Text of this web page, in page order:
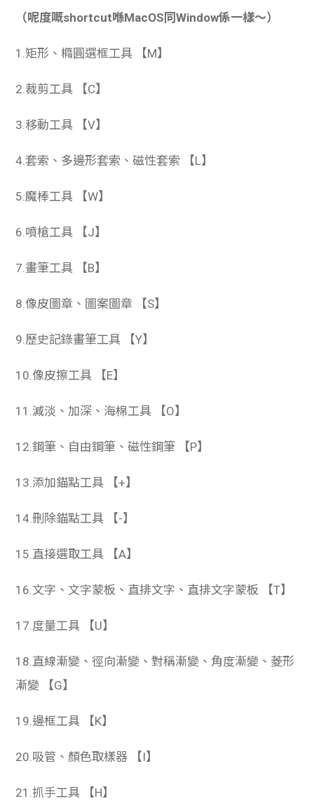
（呢度嘅shortcut喺MacOS同Window係一樣～）
1.矩形、橢圓選框工具 【M】
2.裁剪工具 【C】
3.移動工具 【V】
4.套索、多邊形套索、磁性套索 【L】
5.魔棒工具 【W】
6.噴槍工具 【J】
7.畫筆工具 【B】
8.像皮圖章、圖案圖章 【S】
9.歷史記錄畫筆工具 【Y】
10.像皮擦工具 【E】
11.減淡、加深、海棉工具 【O】
12.鋼筆、自由鋼筆、磁性鋼筆 【P】
13.添加錨點工具 【+】
14.刪除錨點工具 【-】
15.直接選取工具 【A】
16.文字、文字蒙板、直排文字、直排文字蒙板 【T】
17.度量工具 【U】
18.直線漸變、徑向漸變、對稱漸變、角度漸變、菱形
漸變 【G】
19.邊框工具 【K】
20.吸管、顏色取樣器 【I】
21.抓手工具 【H】